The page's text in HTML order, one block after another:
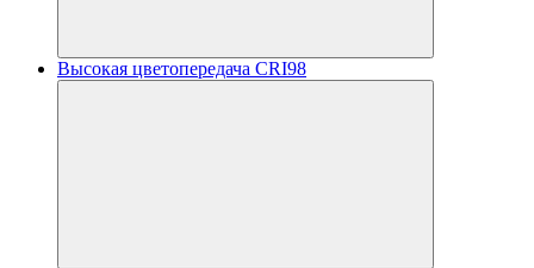
Высокая цветопередача CRI98